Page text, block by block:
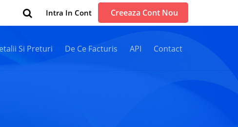
Intra In Cont Creeaza Cont Nou
Si Preturi De Ce Facturis API Contact